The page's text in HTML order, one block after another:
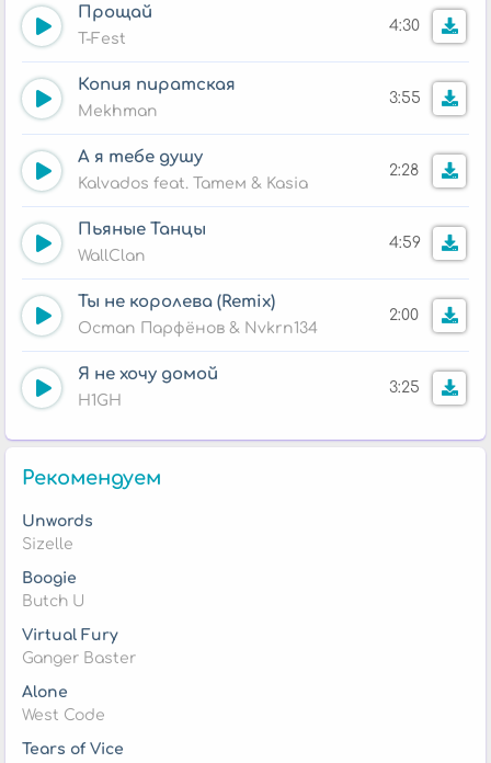
Прощай
T-Fest
4:30
Копия пиратская
Mekhman
3:55
А я тебе душу
Kalvados feat. Татем & Kasia
2:28
Пьяные Танцы
WallClan
4:59
Ты не королева (Remix)
Остап Парфёнов & Nvkrn134
2:00
Я не хочу домой
H1GH
3:25
Рекомендуем
Unwords
Sizelle
Boogie
Butch U
Virtual Fury
Ganger Baster
Alone
West Code
Tears of Vice